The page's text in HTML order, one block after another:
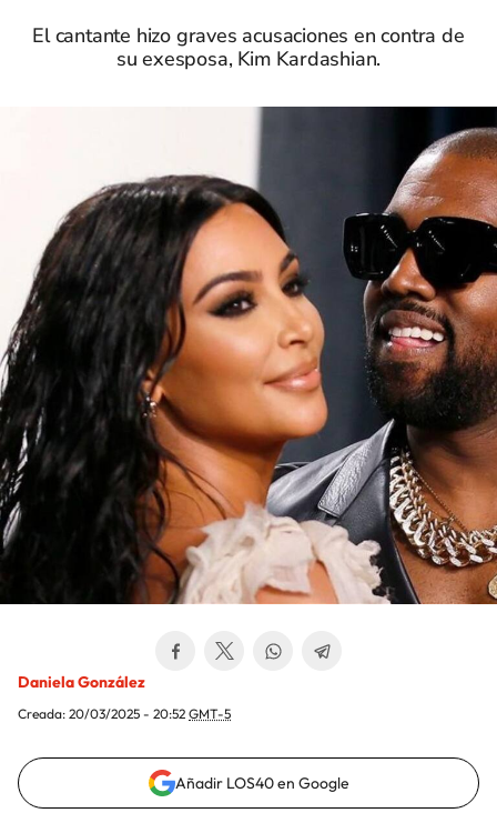
El cantante hizo graves acusaciones en contra de
su exesposa, Kim Kardashian.
Daniela González
Creada: 20/03/2025 - 20:52 GMT-5
Añadir LOS40 en Google